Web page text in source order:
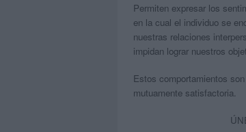
Permiten expresar los
en la cual el individuo se
nuestras relaciones
impidan lograr nuestros
Estos comportamientos
mutuamente satisfactoria.